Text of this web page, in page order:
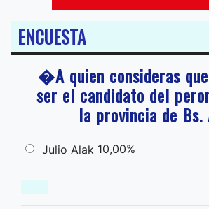
ENCUESTA
�A quien consideras
ser el candidato del
la provincia de Bs.
Julio Alak 10,00%